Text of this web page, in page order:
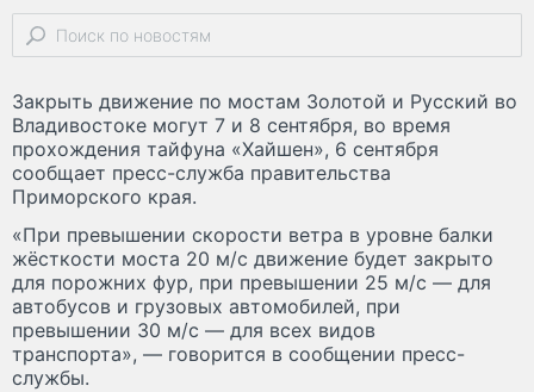
Закрыть движение по мостам Золотой и Русский во
Владивостоке могут 7 и 8 сентября, во время
прохождения тайфуна «Хайшен», 6 сентября
сообщает пресс-служба правительства
Приморского края.
«При превышении скорости ветра в уровне балки
жёсткости моста 20 м/с движение будет закрыто
для порожних фур, при превышении 25 м/с — для
автобусов и грузовых автомобилей, при
превышении 30 м/с — для всех видов
транспорта», — говорится в сообщении пресс-
службы.